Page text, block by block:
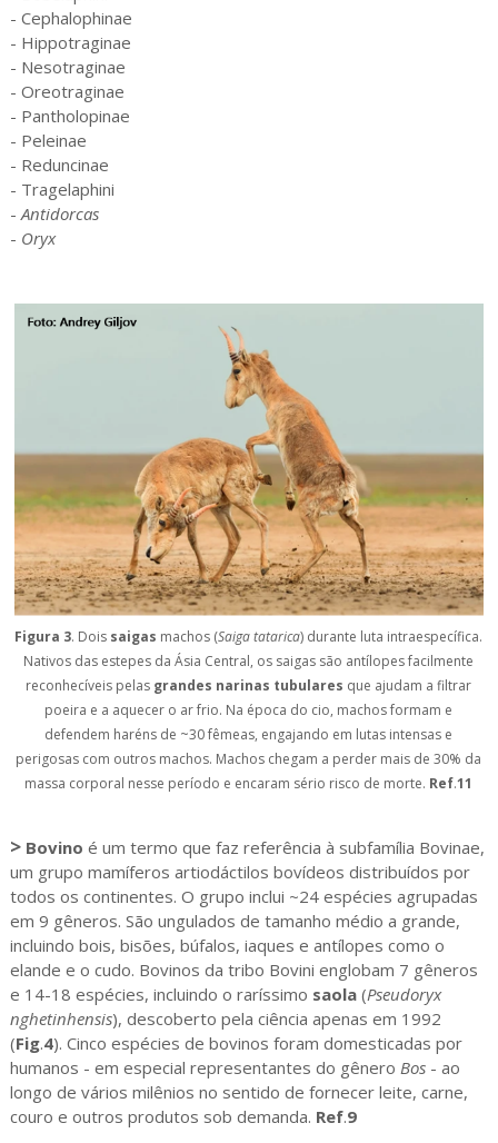
- Cephalophinae
- Hippotraginae
- Nesotraginae
- Oreotraginae
- Pantholopinae
- Peleinae
- Reduncinae
- Tragelaphini
-Antidorcas
- Oryx
Figura 3. Dois saigas machos (Saiga tatarica) durante luta intraespecífica.
Nativos das estepes da Ásia Central, os saigas são antílopes facilmente
reconhecíveis pelas grandes narinas tubulares que ajudam a filtrar
poeira e a aquecer o ar frio. Na época do cio, machos formam e
defendem haréns de ~30 fêmeas, engajando em lutas intensas e
perigosas com outros machos. Machos chegam a perder mais de 30% da
massa corporal nesse período e encaram sério risco de morte. Ref.11
> Bovino é um termo que faz referência à subfamília Bovinae,
um grupo mamíferos artiodáctilos bovídeos distribuídos por
todos os continentes. O grupo inclui ~24 espécies agrupadas
em 9 gêneros. São ungulados de tamanho médio a grande,
incluindo bois, bisões, búfalos, iaques e antílopes como o
elande e o cudo. Bovinos da tribo Bovini englobam 7 gêneros
e 14-18 espécies, incluindo o raríssimo saola(Pseudoryx
nghetinhensis), descoberto pela ciência apenas em 1992
(Fig.4). Cinco espécies de bovinos foram domesticadas por
humanos - em especial representantes do gênero Bos- ao
longo de vários milênios no sentido de fornecer leite, carne,
couro e outros produtos sob demanda. Ref.9